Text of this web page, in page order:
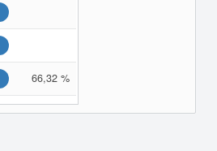
66,32 %